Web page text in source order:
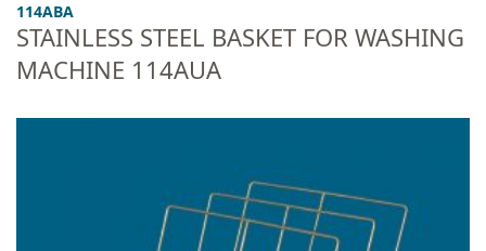
114ABA
STAINLESS STEEL BASKET FOR WASHING
MACHINE 114AUA